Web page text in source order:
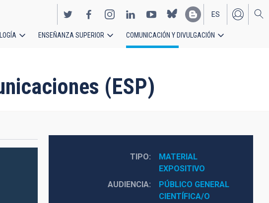
EN
ES
ENSEÑANZA SUPERIOR COMUNICACIÓN Y DIVULGACIÓN
(ESP)
TIPO
MATERIAL
EXPOSITIVO
AUDIENCIA
PÚBLICO GENERAL
CIENTÍFICA/O